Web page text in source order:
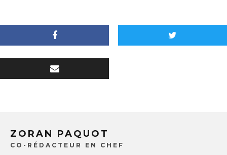
ZORAN PAQUOT
CO-RÉDACTEUR EN CHEF